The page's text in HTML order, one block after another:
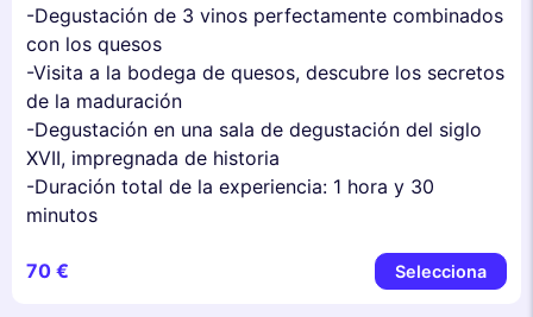
-Degustación de 3 vinos perfectamente combinados
con los quesos
-Visita a la bodega de quesos, descubre los secretos
de la maduración
-Degustación en una sala de degustación del siglo
XVII, impregnada de historia
-Duración total de la experiencia: 1 hora y 30
minutos
70 € Selecciona